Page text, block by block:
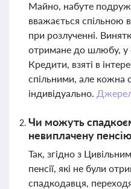
Майно, набуте
вважається спільною
при розлученні.
отримане до шлюбу, у
Кредити, взяті в
спільними, але кожна
індивідуально.
Чи можуть
невиплачену
Так, згідно з
пенсії, які не були
спадкодавця,